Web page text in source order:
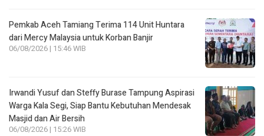
Pemkab Aceh Tamiang Terima 114 Unit Huntara
dari Mercy Malaysia untuk Korban Banjir
06/08/2026 | 15:46 WIB
Irwandi Yusuf dan Steffy Burase Tampung Aspirasi
Warga Kala Segi, Siap Bantu Kebutuhan Mendesak
Masjid dan Air Bersih
06/08/2026 | 15:26 WIB